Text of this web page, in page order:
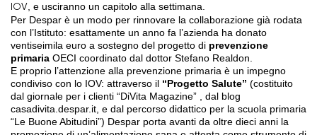
IOV, e usciranno un capitolo alla settimana.
Per Despar è un modo per rinnovare la collaborazione già rodata
con l’Istituto: esattamente un anno fa l’azienda ha donato
ventiseimila euro a sostegno del progetto di prevenzione
primaria OECI coordinato dal dottor Stefano Realdon.
E proprio l’attenzione alla prevenzione primaria è un impegno
condiviso con lo IOV: attraverso il “Progetto Salute” (costituito
dal giornale per i clienti “DiVita Magazine” , dal blog
casadivita.despar.it, e dal percorso didattico per la scuola primaria
“Le Buone Abitudini”) Despar porta avanti da oltre dieci anni la